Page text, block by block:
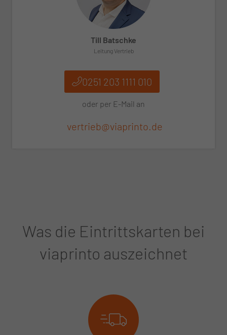
Till Batschke
Leitung Vertrieb
0251 203 1111 010
oder per E‑Mail an
vertrieb@viaprinto.de
Was die Eintrittskarten bei
viaprinto auszeichnet